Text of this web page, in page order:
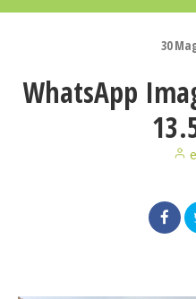
Tipologia Intervento
30
WhatsApp